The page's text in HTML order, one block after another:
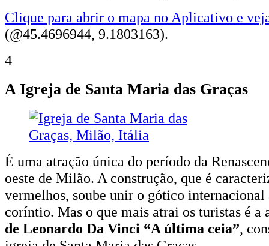
Clique para abrir o mapa no Aplicativo e
(@45.4696944, 9.1803163).
4
A Igreja de Santa Maria das Graças
É uma atração única do período da
oeste de Milão. A construção, que é
vermelhos, soube unir o gótico internacional
coríntio. Mas o que mais atrai os turistas é
de Leonardo Da Vinci “A última ceia”,